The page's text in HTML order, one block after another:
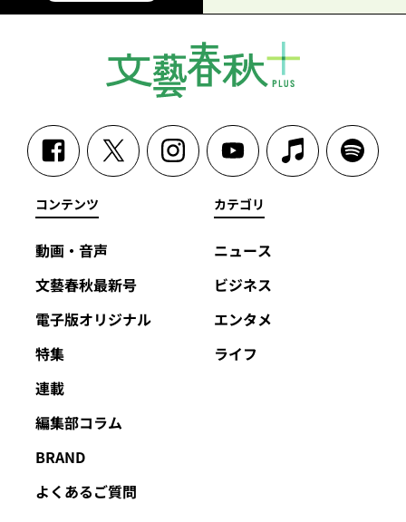
コンテンツ
動画・音声
文藝春秋最新号
電子版オリジナル
特集
連載
編集部コラム
BRAND
よくあるご質問
カテゴリ
ニュース
ビジネス
エンタメ
ライフ